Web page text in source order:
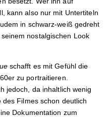
kann also nur mit Untertiteln
in schwarz-weiß gedreht
nostalgischen Look
schafft es mit Gefühl die
zu portraitieren.
jedoch, da inhaltlich wenig
Filmes schon deutlich
Dokumentation zum